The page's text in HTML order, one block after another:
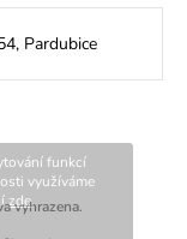
funkcí
využíváme
zde.
Pardubice
vyhrazena.